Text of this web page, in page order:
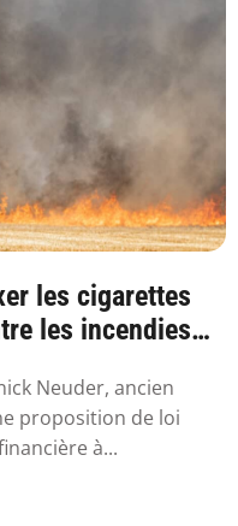
les cigarettes
les incendies
Neuder, ancien
proposition de loi
à...